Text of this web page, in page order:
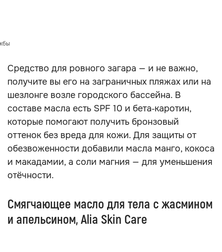
Средство для ровного загара — и не важно,
получите вы его на заграничных пляжах или на
шезлонге возле городского бассейна. В
составе масла есть SPF 10 и бета‑каротин,
которые помогают получить бронзовый
оттенок без вреда для кожи. Для защиты от
обезвоженности добавили масла манго, кокоса
и макадамии, а соли магния — для уменьшения
отёчности.
Смягчающее масло для тела с жасмином
и апельсином, Alia Skin Care